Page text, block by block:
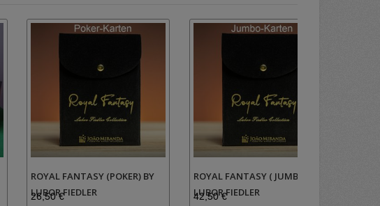
ROYAL FANTASY (POKER) BY
LUBOR FIEDLER
26,50 €
ROYAL FANTASY ( JUMBO) BY
LUBOR FIEDLER
42,50 €